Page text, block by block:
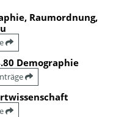
Raumordnung,
Demographie